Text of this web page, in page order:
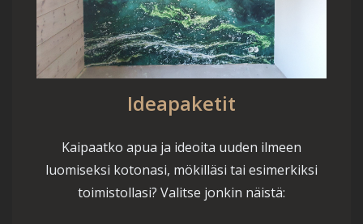
Ideapaketit
Kaipaatko apua ja ideoita uuden ilmeen
luomiseksi kotonasi, mökilläsi tai esimerkiksi
toimistollasi? Valitse jonkin näistä: